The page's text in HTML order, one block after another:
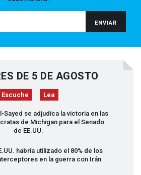
DE 5 DE AGOSTO
Escuche Lea
Sayed se adjudica la victoria en las
de Michigan para el Senado
de EE.UU.
habría utilizado el 80% de los
en la guerra con Irán